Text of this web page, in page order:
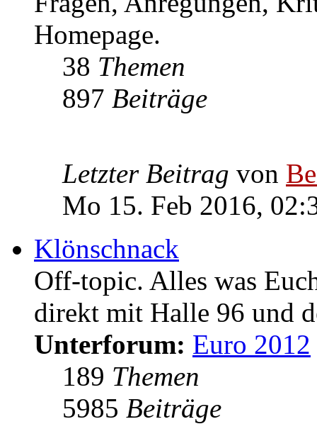
Homepage.
38 Themen
897 Beiträge
Letzter Beitrag von
Mo 15. Feb 2016,
Klönschnack
Off-topic. Alles was
direkt mit Halle 96 und
Unterforum: Euro 2012
189 Themen
5985 Beiträge